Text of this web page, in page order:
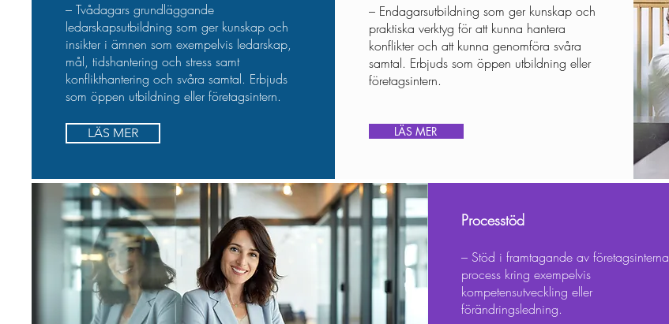
– Tvådagars grundläggande
ledarskapsutbildning som ger kunskap och
insikter i ämnen som exempelvis ledarskap,
mål, tidshantering och stress samt
konflikthantering och svåra samtal. Erbjuds
som öppen utbildning eller företagsintern.
LÄS MER
– Endagarsutbildning som ger kunskap och
praktiska verktyg för att kunna hantera
konflikter och att kunna genomföra svåra
samtal. Erbjuds som öppen utbildning eller
företagsintern.
LÄS MER
Processtöd
– Stöd i framtagande av företagsinterna
process kring exempelvis
kompetensutveckling eller
förändringsledning.